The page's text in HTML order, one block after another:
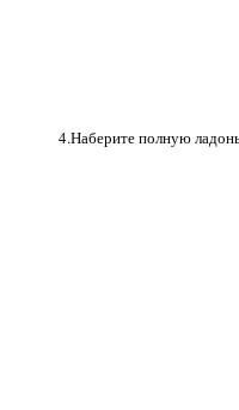
4.Наберите полную